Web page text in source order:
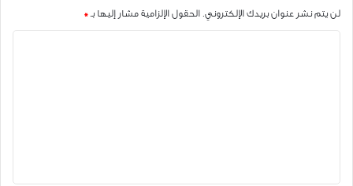
لن يتم نشر عنوان بريدك الإلكتروني. الحقول الإلزامية مشار إليها بـ*
ق